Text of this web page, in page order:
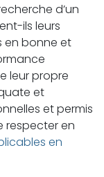
d’un
ils leurs
en bonne et
leur propre
et
et permis
respecter en
en